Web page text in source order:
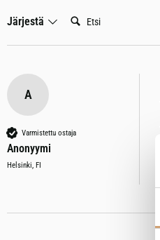
Järjestä
A
Varmistettu ostaja
Anonyymi
Helsinki, FI